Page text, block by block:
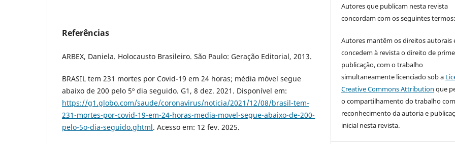
Referências
ARBEX, Daniela. Holocausto Brasileiro. São Paulo: Geração Editorial, 2013.
BRASIL tem 231 mortes por Covid-19 em 24 horas; média móvel segue
abaixo de 200 pelo 5º dia seguido. G1, 8 dez. 2021. Disponível em:
https://g1.globo.com/saude/coronavirus/noticia/2021/12/08/brasil-tem-
231-mortes-por-covid-19-em-24-horas-media-movel-segue-abaixo-de-200-
pelo-5o-dia-seguido.ghtml. Acesso em: 12 fev. 2025.
Autores que publicam nesta revista
concordam com os seguintes termos:
Autores mantêm os direitos autorais
concedem à revista o direito de
publicação, com o trabalho
simultaneamente licenciado sob a
Creative Commons Attribution que
o compartilhamento do trabalho com
reconhecimento da autoria e
inicial nesta revista.